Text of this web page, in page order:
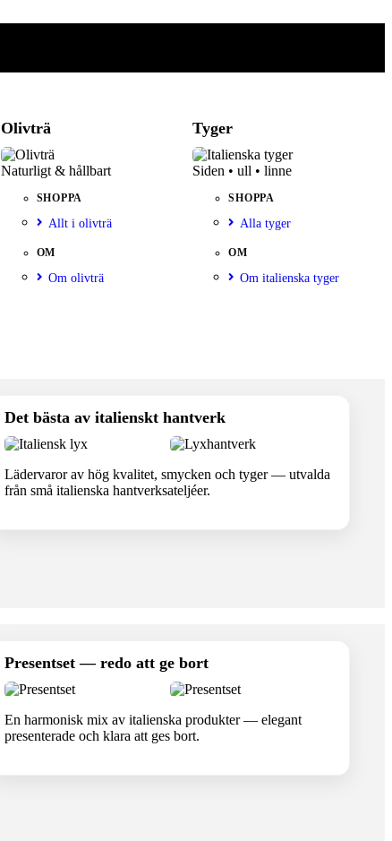
Olivträ
Naturligt & hållbart
SHOPPA
Allt i olivträ
OM
Om olivträ
Tyger
Siden • ull • linne
SHOPPA
Alla tyger
OM
Om italienska tyger
Det bästa av italienskt hantverk
Lädervaror av hög kvalitet, smycken och tyger — utvalda
från små italienska hantverksateljéer.
Presentset — redo att ge bort
En harmonisk mix av italienska produkter — elegant
presenterade och klara att ges bort.